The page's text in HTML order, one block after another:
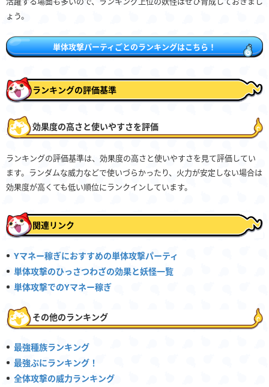
ょう。
単体攻撃パーティごとのランキングはこちら！
ランキングの評価基準
効果度の高さと使いやすさを評価
ランキングの評価基準は、効果度の高さと使いやすさを見て評価してい
ます。ランダムな威力などで使いづらかったり、火力が安定しない場合は
効果度が高くても低い順位にランクインしています。
関連リンク
Yマネー稼ぎにおすすめの単体攻撃パーティ
単体攻撃のひっさつわざの効果と妖怪一覧
単体攻撃でのYマネー稼ぎ
その他のランキング
最強種族ランキング
最強ぷにランキング！
全体攻撃の威力ランキング